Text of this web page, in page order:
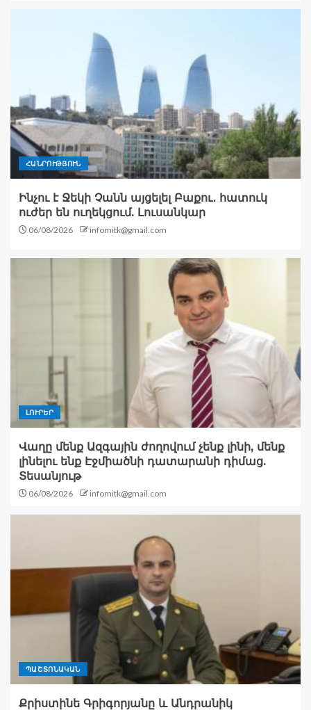
ՀԱՆՐՈՒԹՅՈՒՆ
Ինչու է Ջեկի Չանն այցելել Բաքու․ հատուկ
ուժեր են ուղեկցում. Լուսանկար
06/08/2026 infomitk@gmail.com
ԼՈՒՐԵՐ
Վաղը մենք Ազգային ժողովում չենք լինի, մենք
լինելու ենք Էջմիածնի դատարանի դիմաց.
Տեսանյութ
06/08/2026 infomitk@gmail.com
ՊԱՇՏՈՆԱԿԱՆ
Քրիստինե Գրիգորյանը և Անդրանիկ